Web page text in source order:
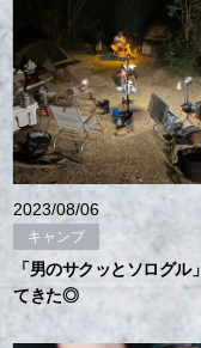
2023/08/06
キャンプ
「男のサクッとソログル
てきた◎